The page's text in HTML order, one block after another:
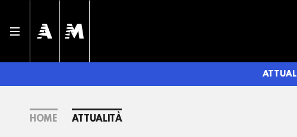
HOME ATTUALITÀ